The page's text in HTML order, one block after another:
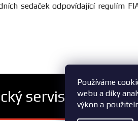
Používáme
webu a díky
výkon a
sedaček odpovídající regulím
servis